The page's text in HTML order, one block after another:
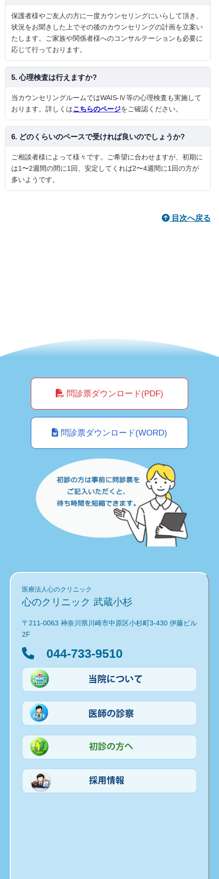
保護者様やご友人の方に一度カウンセリングにいらして頂き、
状況をお聞きした上でその後のカウンセリングの計画を立案い
たします。ご家族や関係者様へのコンサルテーションも必要に
応じて行っております。
5. 心理検査は行えますか?
当カウンセリングルームではWAIS-Ⅳ等の心理検査も実施して
おります。詳しくはこちらのページをご確認ください。
6. どのくらいのペースで受ければ良いのでしょうか?
ご相談者様によって様々です。ご希望に合わせますが、初期に
は1〜2週間の間に1回、安定してくれば2〜4週間に1回の方が
多いようです。
目次へ戻る
問診票ダウンロード(PDF)
問診票ダウンロード(WORD)
医療法人心のクリニック
心のクリニック 武蔵小杉
〒211-0063 神奈川県川崎市中原区小杉町3-430 伊藤ビル
2F
044-733-9510